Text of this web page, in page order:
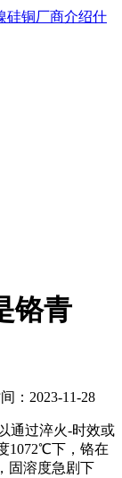
硅铜厂商介绍什
铬青
：2023-11-28
通过淬火-时效或
1072℃下，铬在
固溶度急剧下